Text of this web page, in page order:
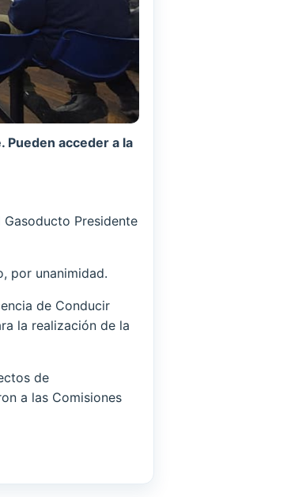
Pueden acceder a la
Presidente
por unanimidad.
de Conducir
la realización de la
de
a las Comisiones